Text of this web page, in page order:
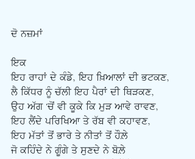
ਦੋ ਨਜ਼ਮਾਂ
ਇਕ
ਇਹ ਰਾਹਾਂ ਦੇ ਕੰਡੇ, ਇਹ ਖ਼ਿਆਲਾਂ ਦੀ ਭਟਕਣ,
ਲੈ ਕਿੱਧਰ ਨੂੰ ਚੱਲੀ ਇਹ ਪੈਰਾਂ ਦੀ ਥਿੜਕਣ,
ਉਹ ਅੱਗ 'ਚੋਂ ਵੀ ਕੂਕੇ ਕਿ ਮੁੜ ਆਵੇ ਰਾਵਣ,
ਇਹ ਲੈਂਦੇ ਪਰਿਖਿਆ ਤੇ ਰੱਬ ਵੀ ਕਹਾਵਣ,
ਇਹ ਮੱਤਾਂ ਤੋਂ ਭਾਰੇ ਤੇ ਨੀਤਾਂ ਤੋਂ ਹੌਲ਼ੇ
ਜੋ ਕਹਿੰਦੇ ਨੇ ਗੂੰਗੇ ਤੇ ਸੁਣਦੇ ਨੇ ਬੋਲ਼ੇ